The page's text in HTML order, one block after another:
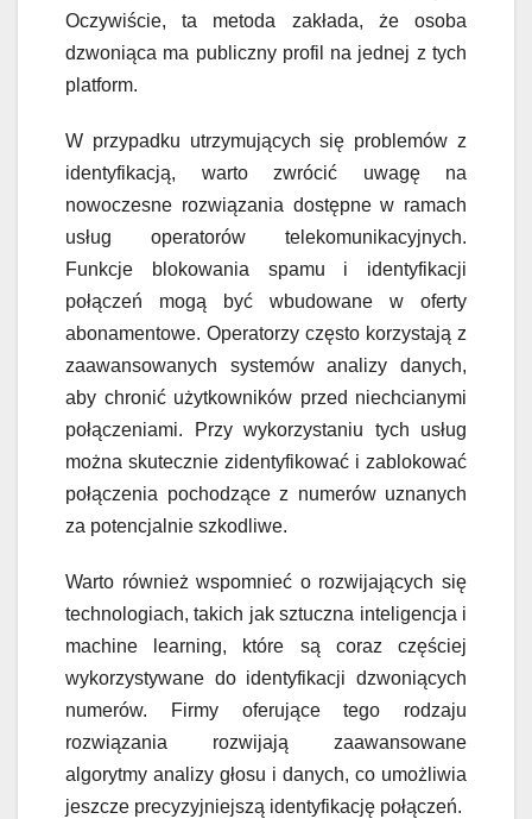
Oczywiście, ta metoda zakłada, że osoba
dzwoniąca ma publiczny profil na jednej z tych
platform.
W przypadku utrzymujących się problemów z
identyfikacją, warto zwrócić uwagę na
nowoczesne rozwiązania dostępne w ramach
usług operatorów telekomunikacyjnych.
Funkcje blokowania spamu i identyfikacji
połączeń mogą być wbudowane w oferty
abonamentowe. Operatorzy często korzystają z
zaawansowanych systemów analizy danych,
aby chronić użytkowników przed niechcianymi
połączeniami. Przy wykorzystaniu tych usług
można skutecznie zidentyfikować i zablokować
połączenia pochodzące z numerów uznanych
za potencjalnie szkodliwe.
Warto również wspomnieć o rozwijających się
technologiach, takich jak sztuczna inteligencja i
machine learning, które są coraz częściej
wykorzystywane do identyfikacji dzwoniących
numerów. Firmy oferujące tego rodzaju
rozwiązania rozwijają zaawansowane
algorytmy analizy głosu i danych, co umożliwia
jeszcze precyzyjniejszą identyfikację połączeń.